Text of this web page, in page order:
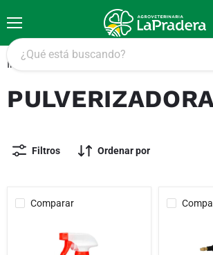
Inicio
Filtros Ordenar por
Comparar